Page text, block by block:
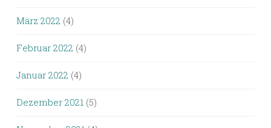
März 2022 (4)
Februar 2022 (4)
Januar 2022 (4)
Dezember 2021 (5)